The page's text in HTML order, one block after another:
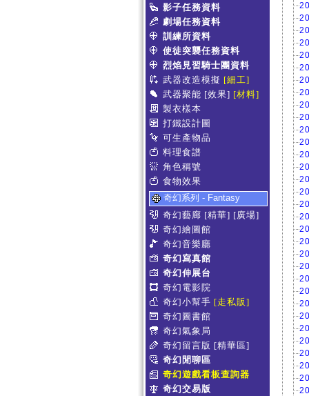
影子任務資料
劇場任務資料
訓練所資料
使徒突襲任務資料
烈焰見習騎士團資料
武器改造模擬 [細工]
武器聚能 [效果] [材料]
製衣樣本
打鐵設計圖
可生產物品
料理食譜
角色稱號
食物效果
奇幻系列 - Fantasy
奇幻藝廊 [精華] [廣場]
奇幻繪圖館
奇幻音樂廳
奇幻寫真館
奇幻伸展台
奇幻電影院
奇幻小幫手 [走私販]
奇幻圖書館
奇幻氣象局
奇幻留言版 [精華區]
奇幻閒聊區
奇幻遊戲看板查詢器
奇幻交易版